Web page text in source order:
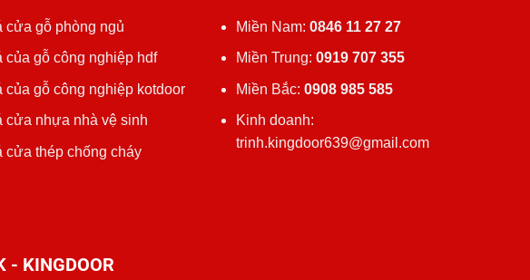
cửa gỗ phòng ngủ
của gỗ công nghiệp hdf
của gỗ công nghiệp kotdoor
cửa nhựa nhà vệ sinh
cửa thép chống cháy
Miền Nam:0846 11 27 27
Miền Trung:0919 707 355
Miền Bắc:0908 985 585
Kinh doanh:
trinh.kingdoor639@gmail.com
- KINGDOOR